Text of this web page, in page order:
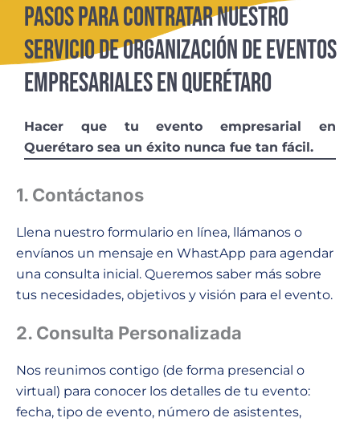
Pasos para Contratar Nuestro
Servicio de Organización de Eventos
Empresariales en Querétaro
Hacer que tu evento empresarial en
Querétaro sea un éxito nunca fue tan fácil.
1. Contáctanos
Llena nuestro formulario en línea, llámanos o
envíanos un mensaje en WhastApp para agendar
una consulta inicial. Queremos saber más sobre
tus necesidades, objetivos y visión para el evento.
2. Consulta Personalizada
Nos reunimos contigo (de forma presencial o
virtual) para conocer los detalles de tu evento:
fecha, tipo de evento, número de asistentes,